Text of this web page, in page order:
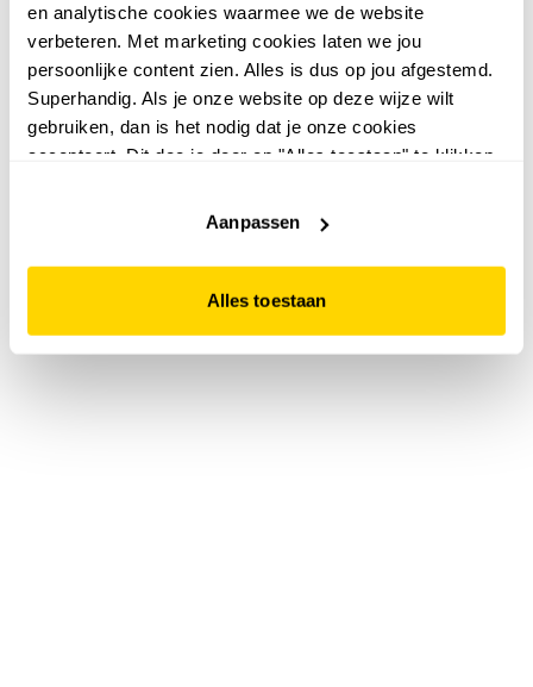
en analytische cookies waarmee we de website
verbeteren. Met marketing cookies laten we jou
persoonlijke content zien. Alles is dus op jou afgestemd.
Superhandig. Als je onze website op deze wijze wilt
gebruiken, dan is het nodig dat je onze cookies
accepteert. Dit doe je door op "Alles toestaan" te klikken.
website niet optimaal functioneert.
Aanpassen
Alles toestaan